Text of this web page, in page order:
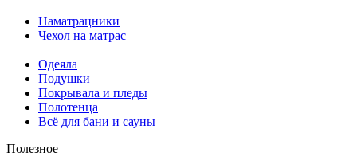
Наматрацники
Чехол на матрас
Одеяла
Подушки
Покрывала и пледы
Полотенца
Всё для бани и сауны
Полезное